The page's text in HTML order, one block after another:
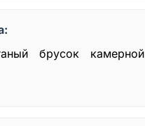
брусок камерной